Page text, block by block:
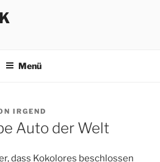
Menü
IRGEND
Auto der Welt
dass Kokolores beschlossen